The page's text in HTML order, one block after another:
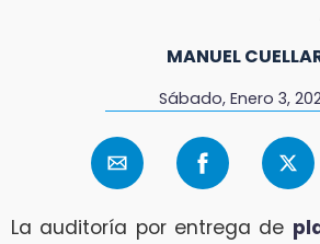
MANUEL
Sábado, Enero 3,
La auditoría por entrega de